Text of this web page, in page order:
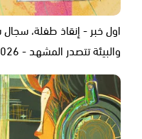
اول خبر - إنقاذ طفلة،
والبيئة تتصدر المشهد - 05.08.2026